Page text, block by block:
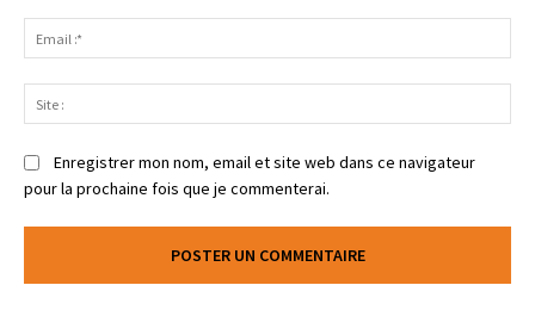
Enregistrer mon nom, email et site web dans ce navigateur
pour la prochaine fois que je commenterai.